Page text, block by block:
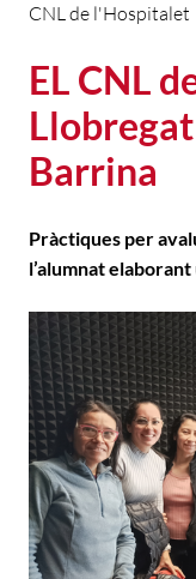
EL CNL
Barrina
CNL de l'Hospitalet
Pràctiques per
l’alumnat